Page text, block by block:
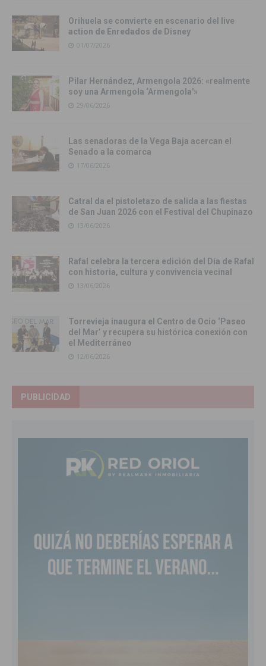
Orihuela se convierte en escenario del live
action de Enredados de Disney
01/07/2026
Pilar Hernández, Armengola 2026: «realmente
soy una Armengola ‘Armengola'»
29/06/2026
Las senadoras de la Vega Baja acercan el
Senado a la comarca
17/06/2026
Catral da el pistoletazo de salida a las fiestas
de San Juan 2026 con el Festival del Chupinazo
13/06/2026
Rafal celebra la tercera edición del Día de Rafal
con historia, cultura y convivencia vecinal
13/06/2026
Torrevieja inaugura el Centro de Ocio ‘Paseo
del Mar’ y recupera su histórica conexión con
el Mediterráneo
12/06/2026
PUBLICIDAD